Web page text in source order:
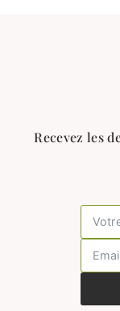
Recevez les